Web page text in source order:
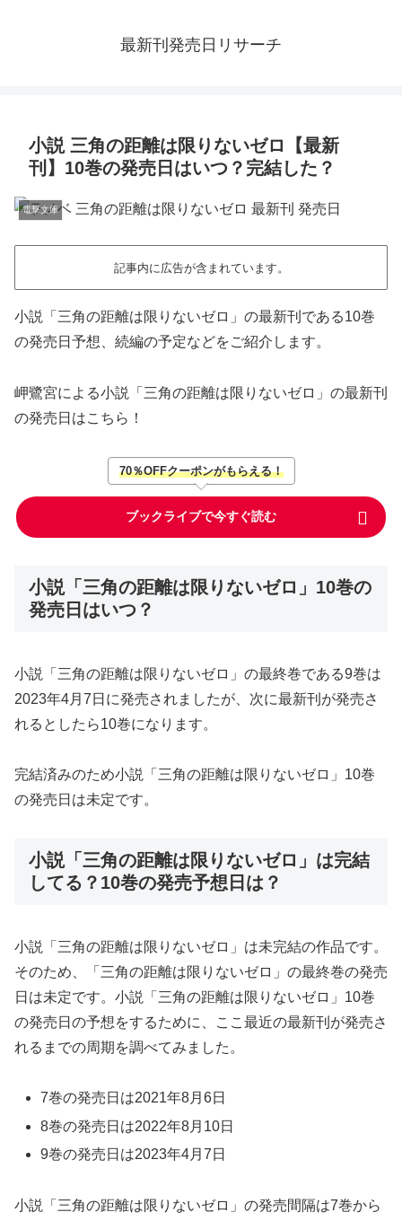
最新刊発売日リサーチ
小説 三角の距離は限りないゼロ【最新
刊】10巻の発売日はいつ？完結した？
電撃文庫
記事内に広告が含まれています。
小説「三角の距離は限りないゼロ」の最新刊である10巻
の発売日予想、続編の予定などをご紹介します。
岬鷺宮による小説「三角の距離は限りないゼロ」の最新刊
の発売日はこちら！
70％OFFクーポンがもらえる！
ブックライブで今すぐ読む
小説「三角の距離は限りないゼロ」10巻の
発売日はいつ？
小説「三角の距離は限りないゼロ」の最終巻である9巻は
2023年4月7日に発売されましたが、次に最新刊が発売さ
れるとしたら10巻になります。
完結済みのため小説「三角の距離は限りないゼロ」10巻
の発売日は未定です。
小説「三角の距離は限りないゼロ」は完結
してる？10巻の発売予想日は？
小説「三角の距離は限りないゼロ」は未完結の作品です。
そのため、「三角の距離は限りないゼロ」の最終巻の発売
日は未定です。小説「三角の距離は限りないゼロ」10巻
の発売日の予想をするために、ここ最近の最新刊が発売さ
れるまでの周期を調べてみました。
7巻の発売日は2021年8月6日
8巻の発売日は2022年8月10日
9巻の発売日は2023年4月7日
小説「三角の距離は限りないゼロ」の発売間隔は7巻から